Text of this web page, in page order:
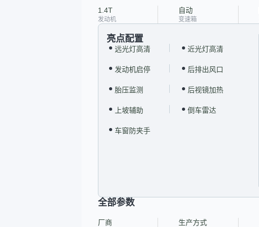
1.4T
发动机
自动
变速箱
亮点配置
远光灯高清 近光灯高清
发动机启停 后排出风口
胎压监测 后视镜加热
上坡辅助 倒车雷达
车窗防夹手
全部参数
厂商 生产方式